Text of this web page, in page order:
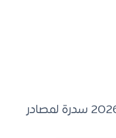
جميع الحقوق محفوظة © 2026 سدرة لمصادر